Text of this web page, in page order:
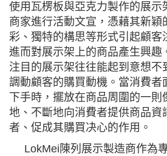
使用瓦楞板與亞克力製作的展示
商家進行活動文宣，憑藉其新穎
彩、獨特的構思等形式引起顧客
進而對展示架上的商品產生興趣
注目的展示架往往能起到意想不
調動顧客的購買動機。當消費者
下手時，擺放在商品周圍的一
地、不斷地向消費者提供商品資
者、促成其購買决心的作用。
LokMei陳列展示製造商作為